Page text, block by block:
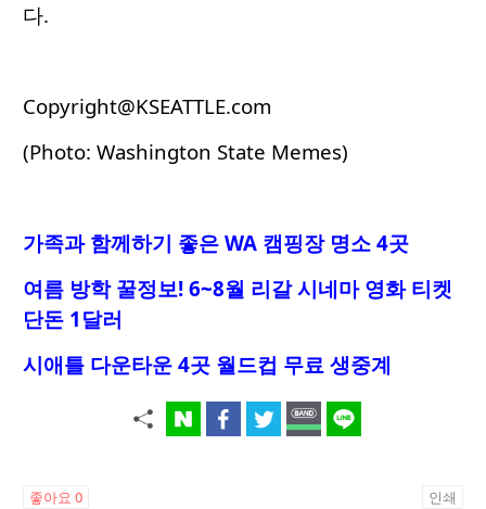
다.
Copyright@KSEATTLE.com
(Photo: Washington State Memes)
가족과 함께하기 좋은 WA 캠핑장 명소 4곳
여름 방학 꿀정보! 6~8월 리갈 시네마 영화 티켓
단돈 1달러
시애틀 다운타운 4곳 월드컵 무료 생중계
좋아요 0 인쇄